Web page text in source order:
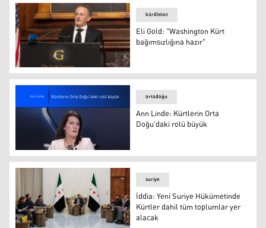
Uluslararası Stratejik Gold Enstitüsü Başkanı Eli Gold
kürdistan
Eli Gold: "Washington Kürt
bağımsızlığına hazır"
Ann Linde: Kürtlerin Orta Doğu'daki rolü büyük
ortadoğu
Ann Linde: Kürtlerin Orta
Doğu'daki rolü büyük
suriye
İddia: Yeni Suriye Hükümetinde
Kürtler dahil tüm toplumlar yer
alacak